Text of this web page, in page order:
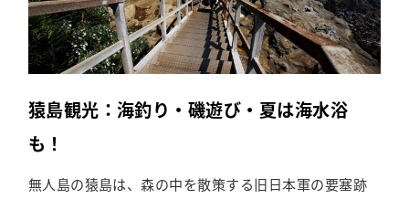
猿島観光：海釣り・磯遊び・夏は海水浴
も！
無人島の猿島は、森の中を散策する旧日本軍の要塞跡